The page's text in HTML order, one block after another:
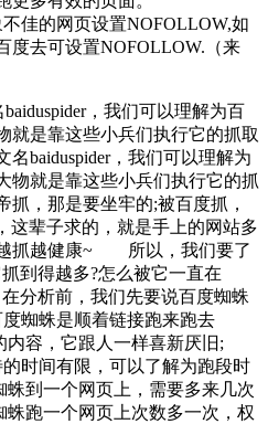
佳的网页设置NOFOLLOW,如
度去可设置NOFOLLOW.（来
，我们可以理解为百
就是靠这些小兵们执行它的抓取
baiduspider，我们可以理解为
物就是靠这些小兵们执行它的抓
，那是要坐牢的;被百度抓，
辈子求的，就是手上的网站多
抓越健康~ 所以，我们要了
到得越多?怎么被它一直在
析前，我们先要说百度蜘蛛
蛛是顺着链接跑来跑去
容，它跟人一样喜新厌旧;
时间有限，可以了解为跑段时
到一个网页上，需要多来几次
跑一个网页上次数多一次，权